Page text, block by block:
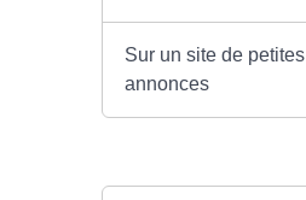
Sur un site de petites
annonces